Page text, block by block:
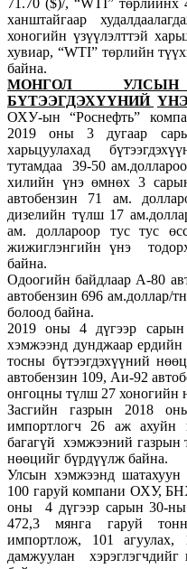
71.70 ($)/, “WTI” төрлийнх
ханштайгаар
хоногийн үзүүлэлттэй
хувиар, “WTI” төрлийн
байна.
МОНГОЛ
БҮТЭЭГДЭХҮҮНИЙ
ОХУ-ын “Роснефть”
2019 оны 3 дугаар
харьцуулахад
тутамдаа 39-50
хилийн үнэ өмнөх 3
автобензин 71 ам.
дизелийн түлш 17
ам. доллароор тус тус
жижиглэнгийн үнэ
байна.
Одоогийн байдлаар А-80
автобензин 696 ам.доллар/
болоод байна.
2019 оны 4 дүгээр
хэмжээнд дунджаар ердийн
тосны бүтээгдэхүүний
автобензин 109, Аи-92
онгоцны түлш 27 хоногийн
Засгийн газрын 2018
импортлогч 26 аж ахуйн
багагүй хэмжээний газрын
нөөцийг бүрдүүлж байна.
Улсын хэмжээнд шатахуун
100 гаруй компани ОХУ,
оны 4 дүгээр сарын 30-ны
472,3 мянга гаруй
импортлож, 101 агуулах,
дамжуулан хэрэглэгчдийг